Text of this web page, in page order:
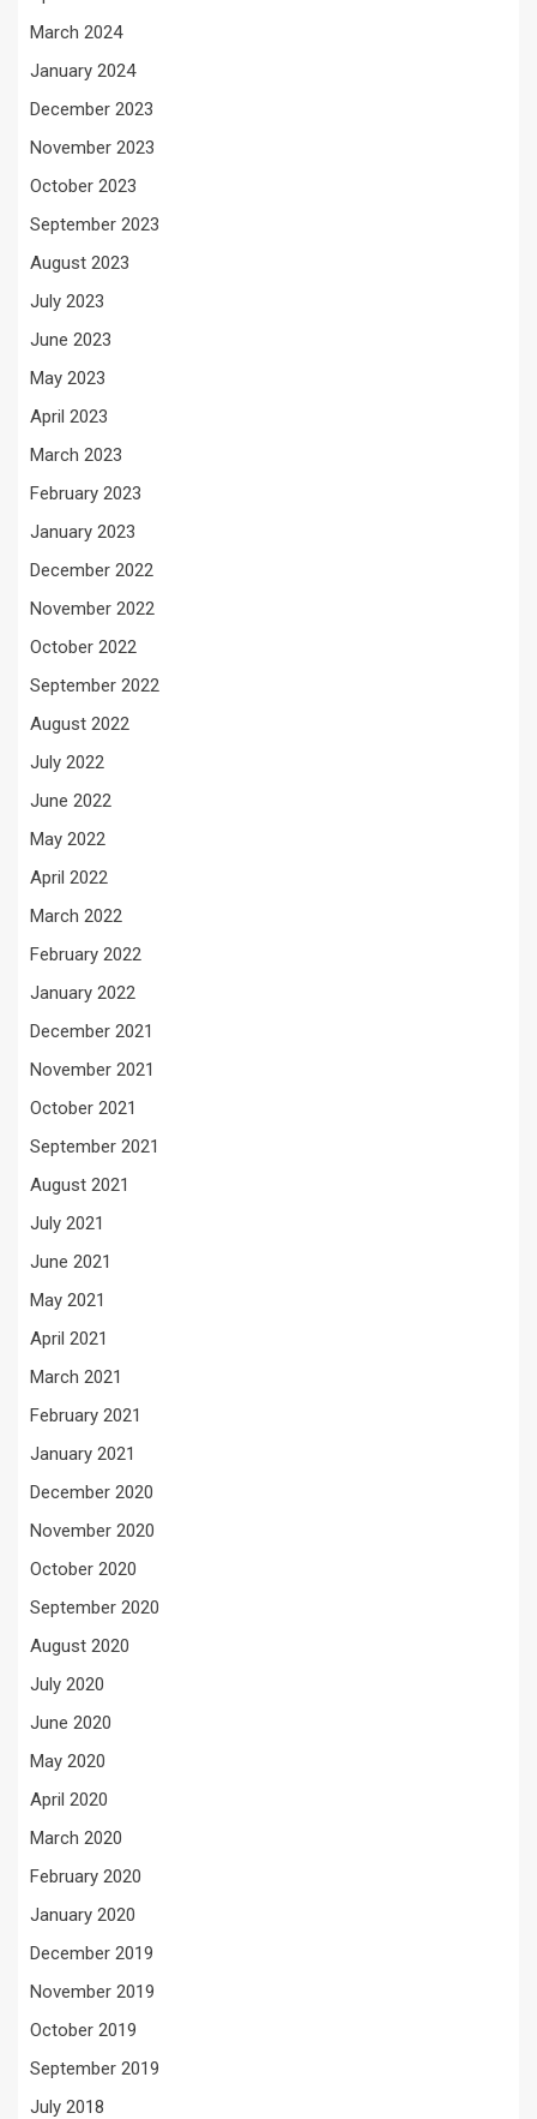
March 2024
January 2024
December 2023
November 2023
October 2023
September 2023
August 2023
July 2023
June 2023
May 2023
April 2023
March 2023
February 2023
January 2023
December 2022
November 2022
October 2022
September 2022
August 2022
July 2022
June 2022
May 2022
April 2022
March 2022
February 2022
January 2022
December 2021
November 2021
October 2021
September 2021
August 2021
July 2021
June 2021
May 2021
April 2021
March 2021
February 2021
January 2021
December 2020
November 2020
October 2020
September 2020
August 2020
July 2020
June 2020
May 2020
April 2020
March 2020
February 2020
January 2020
December 2019
November 2019
October 2019
September 2019
July 2018